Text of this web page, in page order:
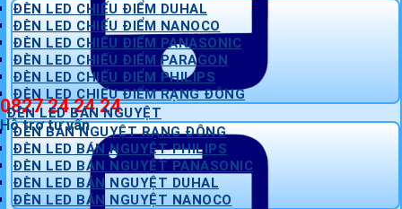
0827 24 24 24
Hỗ trợ tư vấn
ĐÈN LED CHIẾU ĐIỂM DUHAL
ĐÈN LED CHIẾU ĐIỂM NANOCO
ĐÈN LED CHIẾU ĐIỂM PANASONIC
ĐÈN LED CHIẾU ĐIỂM PARAGON
ĐÈN LED CHIẾU ĐIỂM PHILIPS
ĐÈN LED CHIẾU ĐIỂM RẠNG ĐÔNG
ĐÈN LED BÁN NGUYỆT
ĐÈN BÁN NGUYỆT RẠNG ĐÔNG
ĐÈN LED BÁN NGUYỆT PHILIPS
ĐÈN LED BÁN NGUYỆT PANASONIC
ĐÈN LED BÁN NGUYỆT DUHAL
ĐÈN LED BÁN NGUYỆT NANOCO